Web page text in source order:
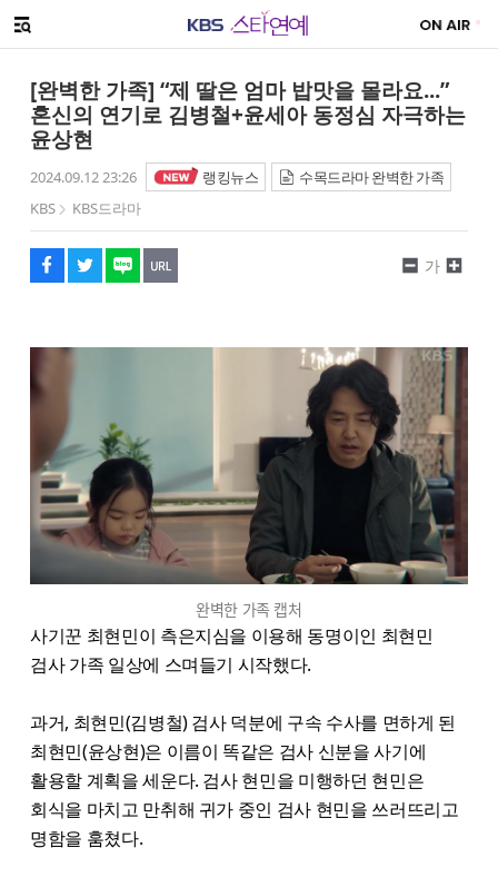
메뉴 열기
[완벽한 가족] “제 딸은 엄마 밥맛을 몰라요...”
혼신의 연기로 김병철+윤세아 동정심 자극하는
윤상현
2024.09.12 23:26 랭킹뉴스
수목드라마 완벽한 가족
KBS
KBS드라마
페이스북
트위터
네이버
URL복사
글씨 작게보기
가
글씨 크게보기
완벽한 가족 캡처
사기꾼 최현민이 측은지심을 이용해 동명이인 최현민
검사 가족 일상에 스며들기 시작했다.
과거, 최현민(김병철) 검사 덕분에 구속 수사를 면하게 된
최현민(윤상현)은 이름이 똑같은 검사 신분을 사기에
활용할 계획을 세운다. 검사 현민을 미행하던 현민은
회식을 마치고 만취해 귀가 중인 검사 현민을 쓰러뜨리고
명함을 훔쳤다.